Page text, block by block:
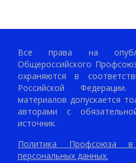
Все права на
Общероссийского
охраняются в
Российской
материалов допускается
авторами с
источник.
Политика Профсоюза
персональных данных.